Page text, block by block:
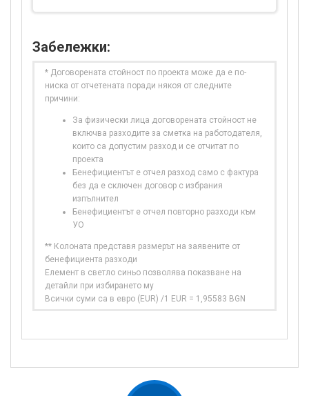
Забележки:
* Договорената стойност по проекта може да е по-
ниска от отчетената поради някоя от следните
причини:
За физически лица договорената стойност не
включва разходите за сметка на работодателя,
които са допустим разход и се отчитат по
проекта
Бенефициентът е отчел разход само с фактура
без да е сключен договор с избрания
изпълнител
Бенефициентът е отчел повторно разходи към
УО
** Колоната представя размерът на заявените от
бенефициента разходи
Елемент в светло синьо позволява показване на
детайли при избирането му
Всички суми са в евро (EUR) /1 EUR = 1,95583 BGN